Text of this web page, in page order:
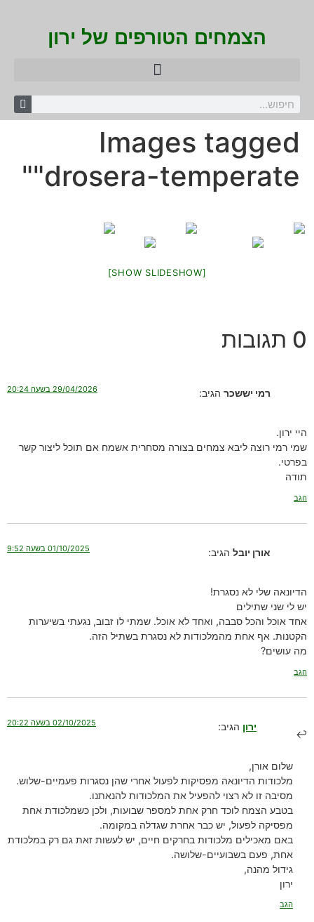
הצמחים הטורפים של ירון
Images tagged
"drosera-temperate"
[SHOW SLIDESHOW]
0 תגובות
רמי יששכר הגיב: 29/04/2026 בשעה 20:24
היי ירון.
שמי רמי רוצה ליבא צמחים בצורה מסחרית אשמח אם תוכל ליצור קשר
בפרטי.
תודה
הגב
אורן יובל הגיב: 01/10/2025 בשעה 9:52
הדיונאה שלי לא נסגרת!
יש לי שני שתילים
אחד אוכל והכל סבבה, ואחד לא אוכל. שמתי לו זבוב, נגעתי בשיערות
הקטנות. אף אחת מהמלכודות לא נסגרת בשתיל הזה.
מה עושים?
הגב
ירון הגיב: 02/10/2025 בשעה 20:22
שלום אורן,
מלכודות הדיונאה מפסיקות לפעול אחרי שהן נסגרות פעמיים-שלוש.
מסיבה זו לא רצוי להפעיל את המלכודות להנאתנו.
בטבע הצמח לוכד חרק אחת למספר שבועות, ולכן כשמלכודת אחת
מפסיקה לפעול, יש כבר אחרת שגדלה במקומה.
באם מאכילים מלכודות בחרקים חיים, יש לעשות זאת גם רק במלכודת
אחת, פעם בשבועיים-שלושה.
גידול מהנה,
ירון
הגב